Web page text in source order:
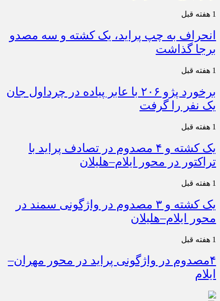
1 هفته قبل
انحراف به چپ پراید، یک کشته و سه مصدو
برجا گذاشت
1 هفته قبل
برخورد پژو ۲۰۶ با عابر پیاده در چرداول جان
یک نفر را گرفت
1 هفته قبل
یک کشته و ۴ مصدوم در تصادف پراید با
تراکتور در محور ایلام–هلیلان
1 هفته قبل
یک کشته و ۳ مصدوم در واژگونی سمند در
محور ایلام–هلیلان
1 هفته قبل
۴مصدوم در واژگونی پراید در محور مهران–
ایلام